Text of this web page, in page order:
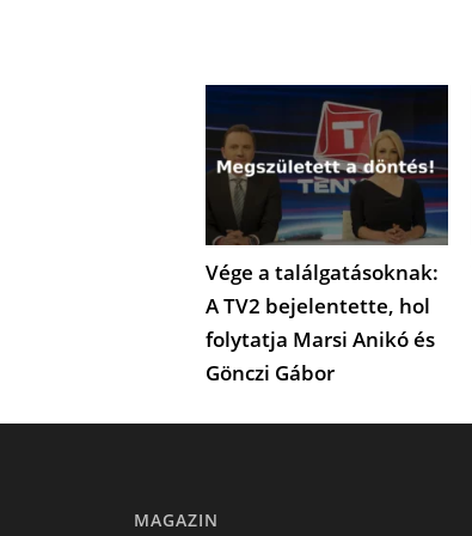
Vége a találgatásoknak:
A TV2 bejelentette, hol
folytatja Marsi Anikó és
Gönczi Gábor
MAGAZIN